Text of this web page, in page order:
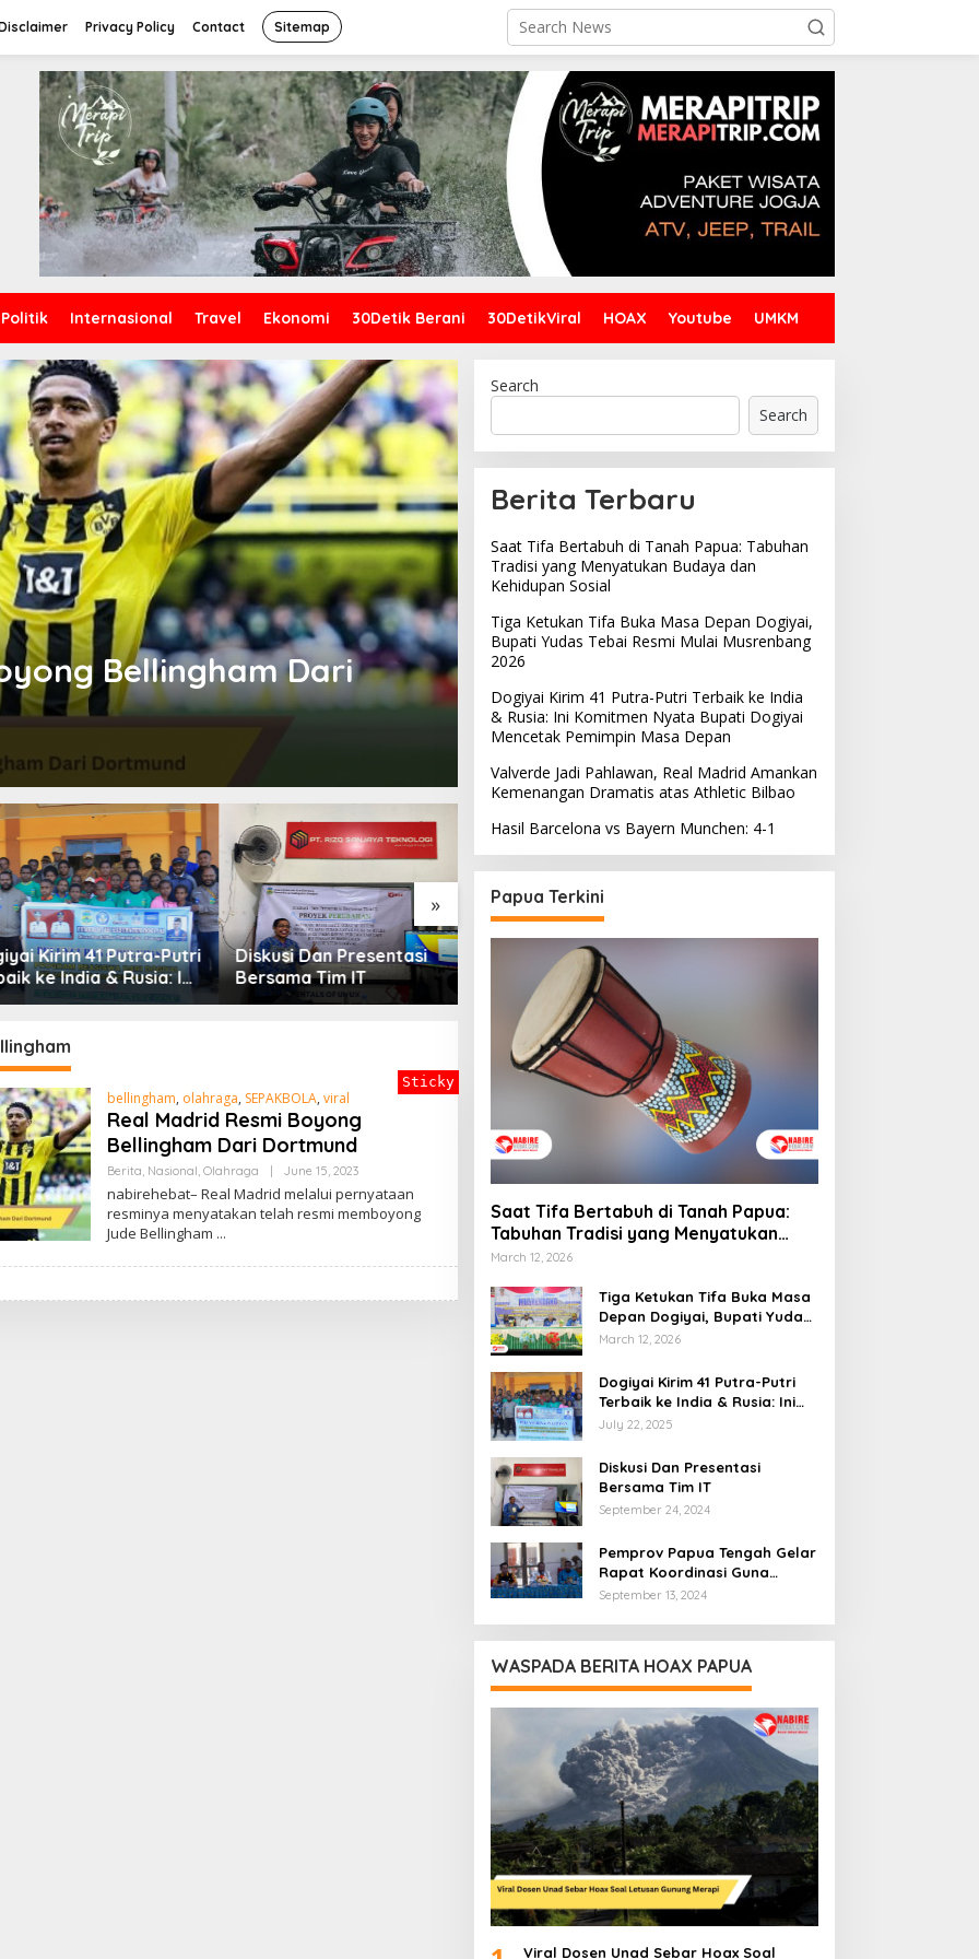
Privacy Policy Contact Sitemap
Politik Internasional Travel Ekonomi 30Detik Berani 30DetikViral HOAX Youtube UMKM
Bellingham Dari
»
Kirim 41 Putra-Putri
India & Rusia: Ini
Nyata Bupati
Masa Depan
Diskusi Dan Presentasi
Bersama Tim IT
Pemprov Papua Tengah
Gelar Rapat Koordinasi
Guna Optimalkan
Pengelolaan Distribusi
Daerah
bellingham, olahraga, SEPAKBOLA, viral
Real Madrid Resmi Boyong
Bellingham Dari Dortmund
Berita, Nasional, Olahraga June 15, 2023By
nabirehebat– Real Madrid melalui pernyataan
resminya menyatakan telah resmi memboyong
Jude Bellingham
Sticky
Search
Search
Berita Terbaru
Saat Tifa Bertabuh di Tanah Papua: Tabuhan
Tradisi yang Menyatukan Budaya dan
Kehidupan Sosial
Tiga Ketukan Tifa Buka Masa Depan Dogiyai,
Bupati Yudas Tebai Resmi Mulai Musrenbang
2026
Dogiyai Kirim 41 Putra-Putri Terbaik ke India
& Rusia: Ini Komitmen Nyata Bupati Dogiyai
Mencetak Pemimpin Masa Depan
Valverde Jadi Pahlawan, Real Madrid Amankan
Kemenangan Dramatis atas Athletic Bilbao
Hasil Barcelona vs Bayern Munchen: 4-1
Papua Terkini
Saat Tifa Bertabuh di Tanah Papua:
Tabuhan Tradisi yang Menyatukan
Budaya dan Kehidupan Sosial
March 12, 2026
Tiga Ketukan Tifa Buka Masa
Depan Dogiyai, Bupati Yudas
Tebai Resmi Mulai
March 12, 2026
Dogiyai Kirim 41 Putra-Putri
Terbaik ke India & Rusia: Ini
Komitmen Nyata Bupati
Masa Depan
July 22, 2025
Diskusi Dan Presentasi
Bersama Tim IT
September 24, 2024
Pemprov Papua Tengah Gelar
Rapat Koordinasi Guna
Optimalkan Pengelolaan
September 13, 2024
WASPADA BERITA HOAX PAPUA
Viral Dosen Unad Sebar Hoax Soal